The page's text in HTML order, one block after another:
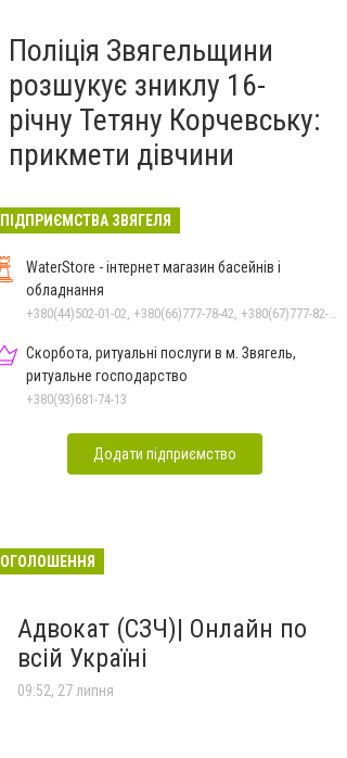
Поліція Звягельщини
розшукує зниклу 16-
річну Тетяну Корчевську:
прикмети дівчини
ПІДПРИЄМСТВА ЗВЯГЕЛЯ
WaterStore - інтернет магазин басейнів і
обладнання
+380(44)502-01-02, +380(66)777-78-42, +380(67)777-82-19, +380(67)890-80-80, +380(73)890-80-80, +380(44)502-01-03
Скорбота, ритуальні послуги в м. Звягель,
ритуальне господарство
+380(93)681-74-13
Додати підприємство
ОГОЛОШЕННЯ
Адвокат (СЗЧ)| Онлайн по
всій Україні
09:52, 27 липня